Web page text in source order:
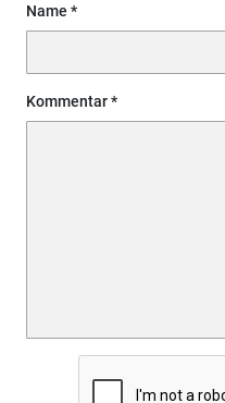
Name
Kommentar